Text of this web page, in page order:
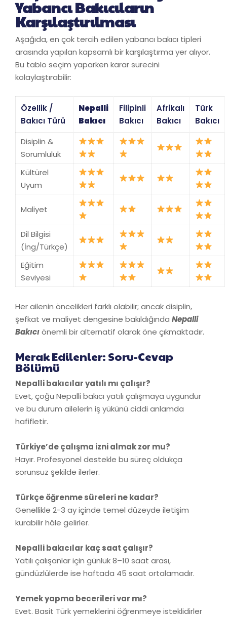
Yabancı Bakıcıların
Karşılaştırılması
Aşağıda, en çok tercih edilen yabancı bakıcı tipleri
arasında yapılan kapsamlı bir karşılaştırma yer alıyor.
Bu tablo seçim yaparken karar sürecini
kolaylaştırabilir:
Özellik /
Bakıcı Türü
Nepalli
Bakıcı
Filipinli
Bakıcı
Afrikalı
Bakıcı
Türk
Bakıcı
Disiplin &
Sorumluluk
Kültürel
Uyum
Maliyet
Dil Bilgisi
(İng/Türkçe)
Eğitim
Seviyesi
Her ailenin öncelikleri farklı olabilir; ancak disiplin,
şefkat ve maliyet dengesine bakıldığında Nepalli
Bakıcıönemli bir alternatif olarak öne çıkmaktadır.
Merak Edilenler: Soru-Cevap
Bölümü
Nepalli bakıcılar yatılı mı çalışır?
Evet, çoğu Nepalli bakıcı yatılı çalışmaya uygundur
ve bu durum ailelerin iş yükünü ciddi anlamda
hafifletir.
Türkiye’de çalışma izni almak zor mu?
Hayır. Profesyonel destekle bu süreç oldukça
sorunsuz şekilde ilerler.
Türkçe öğrenme süreleri ne kadar?
Genellikle 2-3 ay içinde temel düzeyde iletişim
kurabilir hâle gelirler.
Nepalli bakıcılar kaç saat çalışır?
Yatılı çalışanlar için günlük 8–10 saat arası,
gündüzlülerde ise haftada 45 saat ortalamadır.
Yemek yapma becerileri var mı?
Evet. Basit Türk yemeklerini öğrenmeye isteklidirler